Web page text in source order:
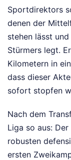
Sportdirektors
denen der
stehen lässt
Stürmers legt.
Kilometern in
dass dieser
sofort stopfen
Nach dem
Liga so aus:
robusten
ersten